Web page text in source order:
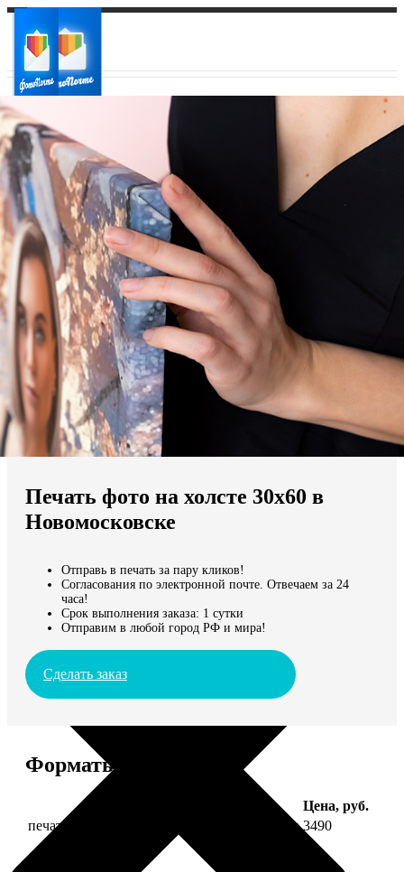
Ваш город:
Ваш регион доставки
Выберите из списка:
Мы доставляем по всему миру
Продолжить без города
Печать фото на холсте 30х60 в
Новомосковске
Отправь в печать за пару кликов!
Согласования по электронной почте. Отвечаем за 24
часа!
Срок выполнения заказа: 1 сутки
Отправим в любой город РФ и мира!
Сделать заказ
Форматы и цены
Цена, руб.
печать фото на холсте 30х60 на подрамнике 3490